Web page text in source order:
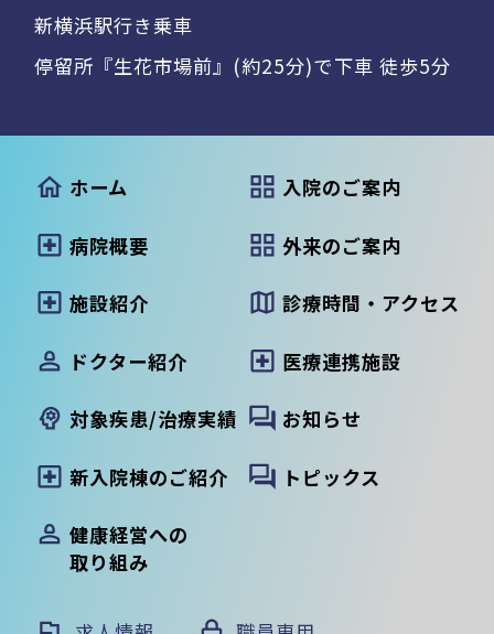
新横浜駅行き乗車
停留所『生花市場前』(約25分)で下車 徒歩5分
ホーム
病院概要
施設紹介
ドクター紹介
対象疾患/治療実績
新入院棟のご紹介
健康経営への
取り組み
入院のご案内
外来のご案内
診療時間・アクセス
医療連携施設
お知らせ
トピックス